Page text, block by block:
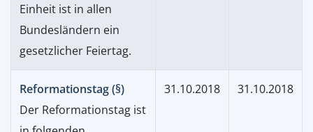
Einheit ist in allen
Bundesländern ein
gesetzlicher Feiertag.
Reformationstag (§)
Der Reformationstag ist
31.10.2018 31.10.2018